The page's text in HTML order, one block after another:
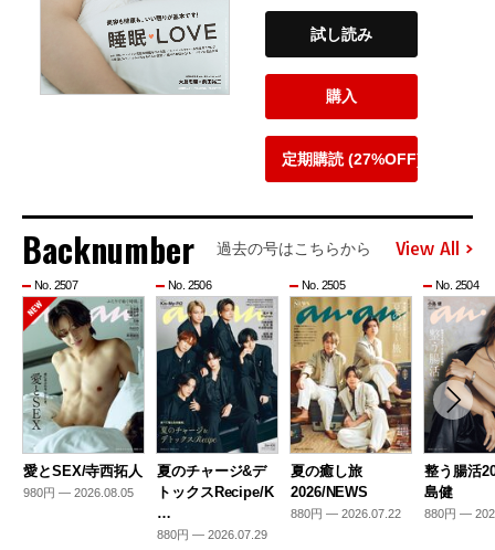
試し読み
購入
定期購読 (27%OFF)
Backnumber 過去の号はこちらから View All
No. 2507
愛とSEX/寺西拓人
980円 — 2026.08.05
No. 2506
夏のチャージ&デ
トックスRecipe/K
…
880円 — 2026.07.29
No. 2505
夏の癒し旅
2026/NEWS
880円 — 2026.07.22
No. 2504
整う腸活
島健
880円 —